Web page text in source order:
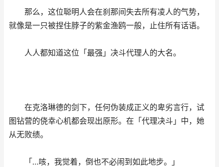
那么，这位聪明人会在刹那间失去所有凌人的气势，
就像是一只被捏住脖子的紫金渔鸥一般，止住所有话语。
人人都知道这位「最强」决斗代理人的大名。
在克洛琳德的剑下，任何伪装成正义的卑劣言行，试
图钻营的侥幸心机都会现出原形。在「代理决斗」中，她
从无败绩。
「…咳，我觉着，倒也不必闹到如此地步。」